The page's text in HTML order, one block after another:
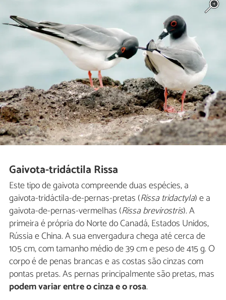
Gaivota-tridáctila Rissa
Este tipo de gaivota compreende duas espécies, a
gaivota-tridáctila-de-pernas-pretas (Rissa tridactyla) e a
gaivota-de-pernas-vermelhas (Rissa brevirostris). A
primeira é própria do Norte do Canadá, Estados Unidos,
Rússia e China. A sua envergadura chega até cerca de
105 cm, com tamanho médio de 39 cm e peso de 415 g. O
corpo é de penas brancas e as costas são cinzas com
pontas pretas. As pernas principalmente são pretas, mas
podem variar entre o cinza e o rosa.